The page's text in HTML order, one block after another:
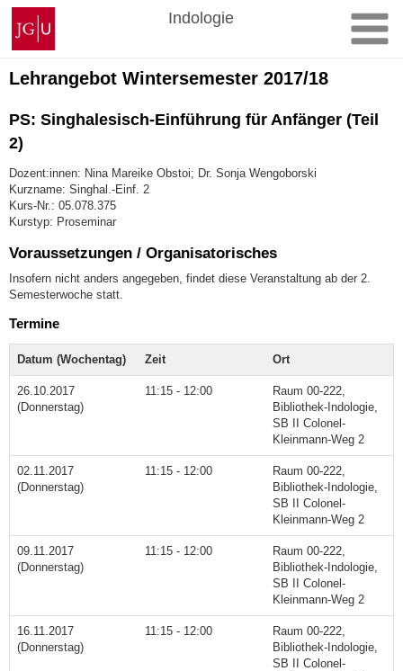
Zum
Inhalt
springen
Johannes
Gutenberg-
Universität
Mainz
Indologie
Lehrangebot Wintersemester 2017/18
PS: Singhalesisch-Einführung für Anfänger (Teil
2)
Dozent:innen: Nina Mareike Obstoi; Dr. Sonja Wengoborski
Kurzname: Singhal.-Einf. 2
Kurs-Nr.: 05.078.375
Kurstyp: Proseminar
Voraussetzungen / Organisatorisches
Insofern nicht anders angegeben, findet diese Veranstaltung ab der 2.
Semesterwoche statt.
Termine
Datum (Wochentag) Zeit Ort
26.10.2017
(Donnerstag)
11:15 - 12:00
Raum 00-222,
Bibliothek-Indologie,
SB II Colonel-
Kleinmann-Weg 2
02.11.2017
(Donnerstag)
11:15 - 12:00
Raum 00-222,
Bibliothek-Indologie,
SB II Colonel-
Kleinmann-Weg 2
09.11.2017
(Donnerstag)
11:15 - 12:00
Raum 00-222,
Bibliothek-Indologie,
SB II Colonel-
Kleinmann-Weg 2
16.11.2017
(Donnerstag)
11:15 - 12:00
Raum 00-222,
Bibliothek-Indologie,
SB II Colonel-